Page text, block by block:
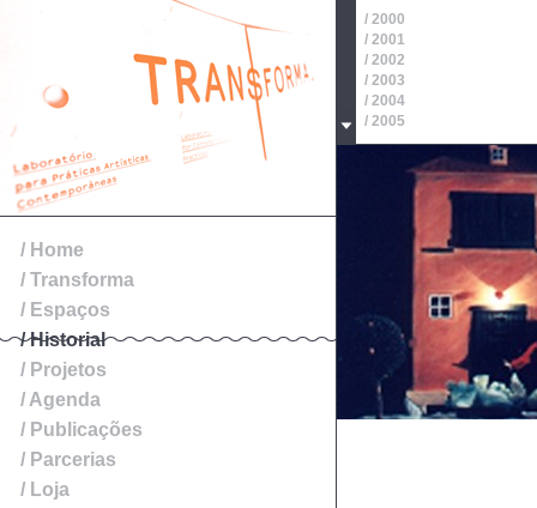
/ Home
/ Transforma
/ Espaços
/ Historial
/ Projetos
/ Agenda
/ Publicações
/ Parcerias
/ Loja
/ 2000
/ 2001
/ 2002
/ 2003
/ 2004
/ 2005
/ 2006